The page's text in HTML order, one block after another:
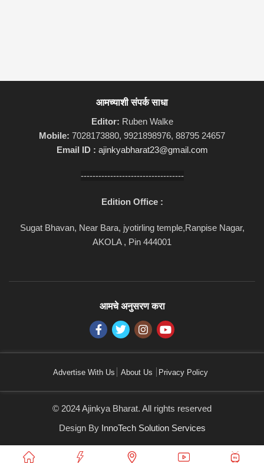
आमच्याशी संपर्क साधा
Editor: Ruben Walke
Mobile: 7028173880, 9921898976, 88795 24657
Email ID : ajinkyabharat23@gmail.com
-----------------------------------
Edition Office :
Sugat Bhavan, Near Bara, jyotirling temple,Ranpise Nagar,
AKOLA , Pin 444001
आमचे अनुसरण करा
Advertise With Us About Us Privacy Policy
© 2024 Ajinkya Bharat. All rights reserved
Design By InnoTech Solution Services